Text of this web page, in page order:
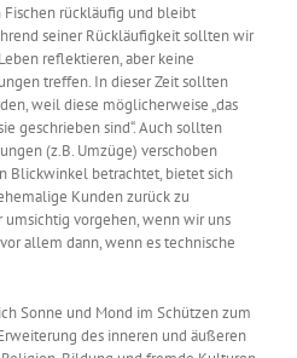
rückläufig und bleibt
seiner Rückläufigkeit sollten wir
reflektieren, aber keine
treffen. In dieser Zeit sollten
weil diese möglicherweise „das
geschrieben sind“. Auch sollten
(z.B. Umzüge) verschoben
Blickwinkel betrachtet, bietet sich
Kunden zurück zu
vorgehen, wenn wir uns
allem dann, wenn es technische
Sonne und Mond im Schützen zum
des inneren und äußeren